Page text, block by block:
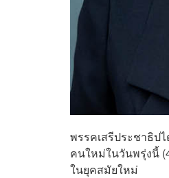
พรรคเสรีประชาธิป
คนใหม่ในวันพรุ่งนี้
ในยุคสมัยใหม่